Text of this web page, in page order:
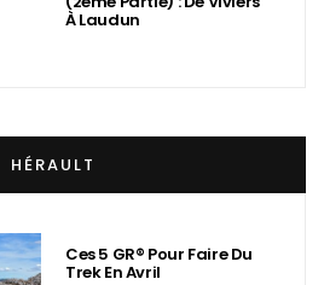
À Laudun
HÉRAULT
Ces 5 GR® Pour Faire Du
Trek En Avril